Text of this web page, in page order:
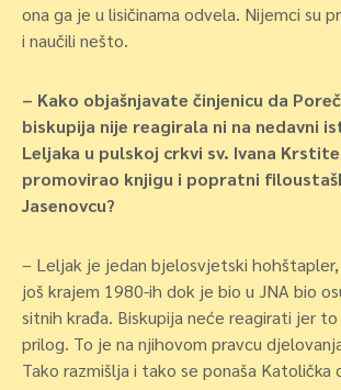
ona ga je u lisičinama odvela. Nijemci su
i naučili nešto.
– Kako objašnjavate činjenicu da
biskupija nije reagirala ni na nedavni
Leljaka u pulskoj crkvi sv. Ivana
promovirao knjigu i popratni
Jasenovcu?
– Leljak je jedan bjelosvjetski
još krajem 1980-ih dok je bio u JNA bio
sitnih krađa. Biskupija neće reagirati jer to
prilog. To je na njihovom pravcu
Tako razmišlja i tako se ponaša Katolička